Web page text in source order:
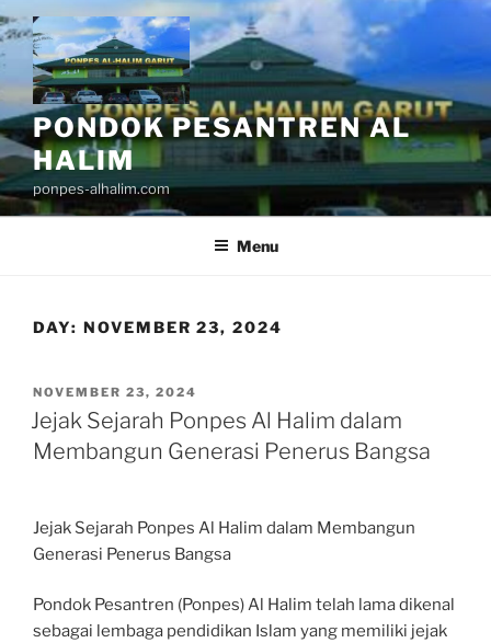
Skip
to
content
PONDOK PESANTREN AL
HALIM
ponpes-alhalim.com
Menu
DAY: NOVEMBER 23, 2024
POSTED
ON
NOVEMBER 23, 2024
Jejak Sejarah Ponpes Al Halim dalam
Membangun Generasi Penerus Bangsa
Jejak Sejarah Ponpes Al Halim dalam Membangun
Generasi Penerus Bangsa
Pondok Pesantren (Ponpes) Al Halim telah lama dikenal
sebagai lembaga pendidikan Islam yang memiliki jejak